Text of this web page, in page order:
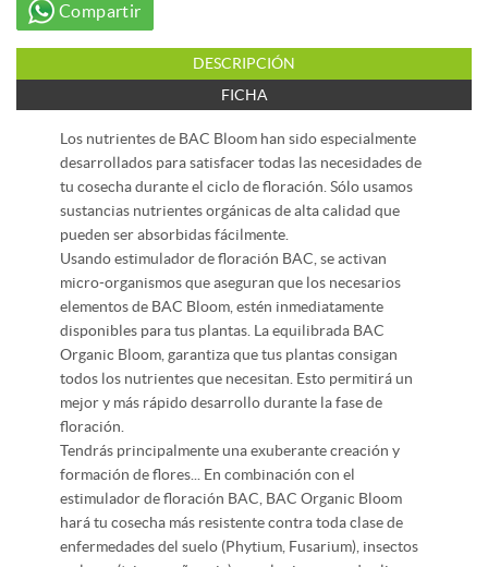
Compartir
DESCRIPCIÓN
FICHA
Los nutrientes de BAC Bloom han sido especialmente
desarrollados para satisfacer todas las necesidades de
tu cosecha durante el ciclo de floración. Sólo usamos
sustancias nutrientes orgánicas de alta calidad que
pueden ser absorbidas fácilmente.
Usando estimulador de floración BAC, se activan
micro-organismos que aseguran que los necesarios
elementos de BAC Bloom, estén inmediatamente
disponibles para tus plantas. La equilibrada BAC
Organic Bloom, garantiza que tus plantas consigan
todos los nutrientes que necesitan. Esto permitirá un
mejor y más rápido desarrollo durante la fase de
floración.
Tendrás principalmente una exuberante creación y
formación de flores... En combinación con el
estimulador de floración BAC, BAC Organic Bloom
hará tu cosecha más resistente contra toda clase de
enfermedades del suelo (Phytium, Fusarium), insectos